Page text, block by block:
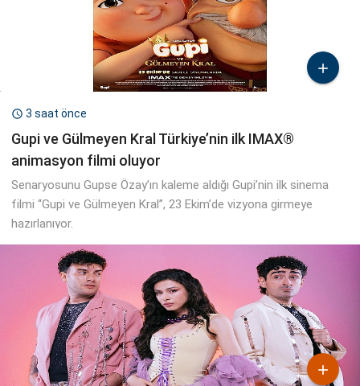

 3 saat önce
Gupi ve Gülmeyen Kral Türkiye’nin ilk IMAX®
animasyon filmi oluyor
Senaryosunu Gupse Özay’ın kaleme aldığı Gupi’nin ilk sinema
filmi “Gupi ve Gülmeyen Kral”, 23 Ekim’de vizyona girmeye
hazırlanıyor.
